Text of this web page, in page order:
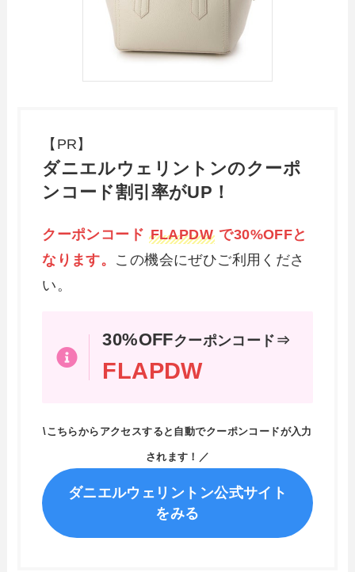
【PR】
ダニエルウェリントンのクーポ
ンコード割引率がUP！
クーポンコード FLAPDWで30%OFFと
なります。 この機会にぜひご利用くださ
い。
30%OFFクーポンコード⇒
FLAPDW
\こちらからアクセスすると自動でクーポンコードが入力
されます！／
ダニエルウェリントン公式サイト
をみる